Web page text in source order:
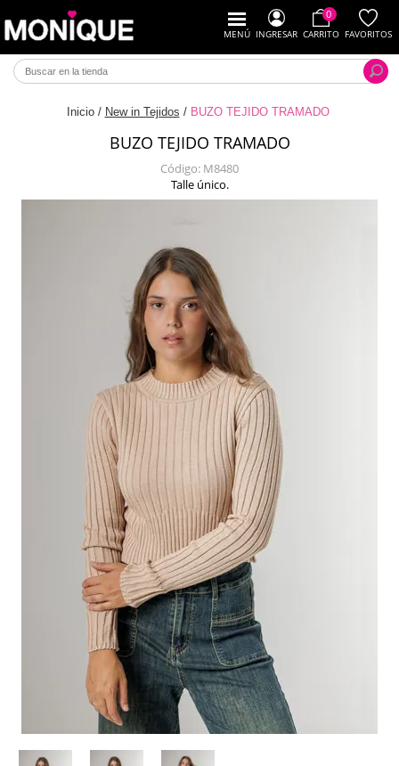
MENÚ INGRESAR
0
CARRITO FAVORITOS
Inicio / New in Tejidos / BUZO TEJIDO TRAMADO
BUZO TEJIDO TRAMADO
Código: M8480
Talle único.